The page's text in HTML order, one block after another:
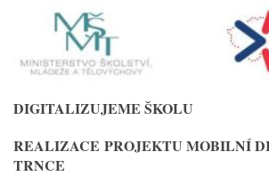
DIGITALIZUJEME ŠKOLU
REALIZACE PROJEKTU MOBILNÍ
TRNCE